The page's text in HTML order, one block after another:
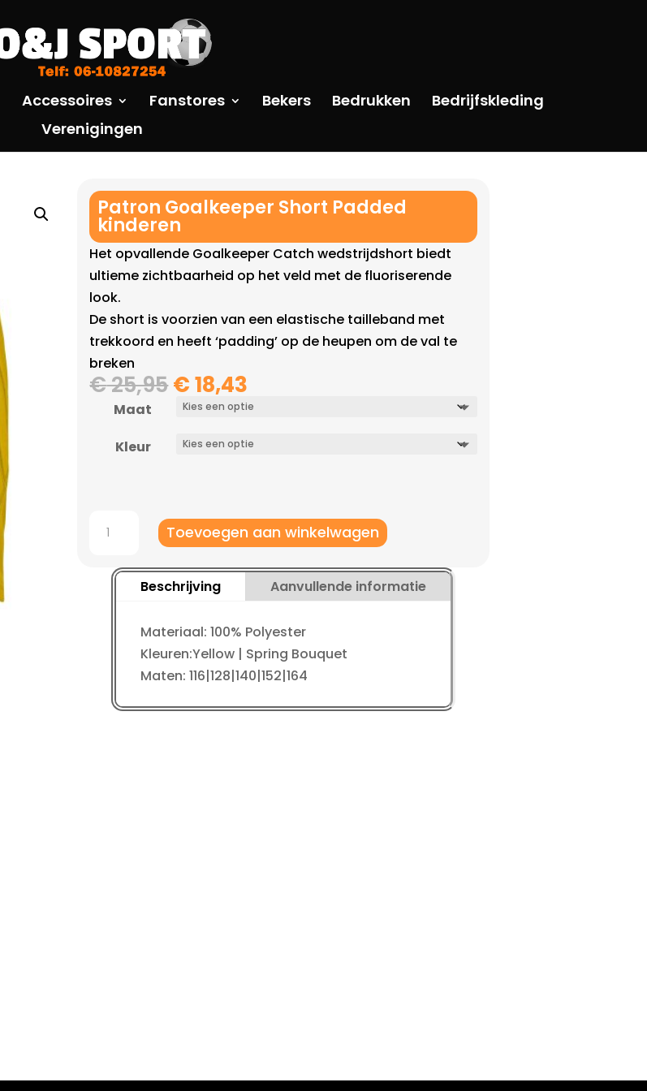
Accessoires Fanstores Bekers Bedrukken
Bedrijfskleding
Verenigingen
Patron Goalkeeper Short Padded
kinderen
Het opvallende Goalkeeper Catch wedstrijdshort biedt
ultieme zichtbaarheid op het veld met de fluoriserende
look.
De short is voorzien van een elastische tailleband met
trekkoord en heeft ‘padding’ op de heupen om de val te
breken
€25,95Oorspronkelijke
prijs
€ 25,95.
€18,43
prijs
€ 18,43.
Maat
Kleur
Goalkeeper
Short
Toevoegen aan winkelwagen
Beschrijving Aanvullende informatie
Materiaal: 100% Polyester
Kleuren:Yellow | Spring Bouquet
Maten: 116|128|140|152|164